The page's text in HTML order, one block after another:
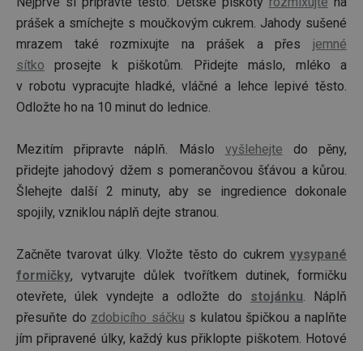
prášek a smíchejte s moučkovým cukrem. Jahody sušené
mrazem také rozmixujte na prášek a přes jemné
sítko prosejte k piškotům. Přidejte máslo, mléko a
v robotu vypracujte hladké, vláčné a lehce lepivé těsto.
Odložte ho na 10 minut do lednice.
Mezitím připravte náplň. Máslo vyšlehejte do pěny,
přidejte jahodový džem s pomerančovou šťávou a kůrou.
Šlehejte další 2 minuty, aby se ingredience dokonale
spojily, vzniklou náplň dejte stranou.
Začněte tvarovat úlky. Vložte těsto do cukrem vysypané
formičky, vytvarujte důlek tvořítkem dutinek, formičku
otevřete, úlek vyndejte a odložte do stojánku. Náplň
přesuňte do zdobicího sáčku s kulatou špičkou a naplňte
jím připravené úlky, každý kus přiklopte piškotem. Hotové